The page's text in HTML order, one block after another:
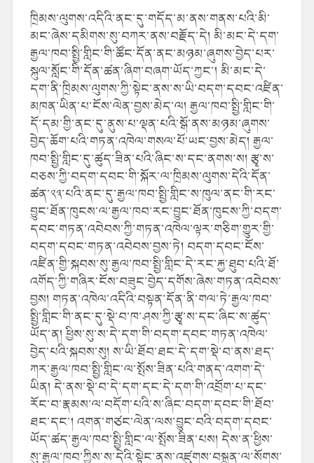
ཁྲིམས་ལུགས་འདིའི་ནང་དུ་གདོད་མ་ནས་གནས་པའི་མི་
མང་ཞེས་དམིགས་སུ་བཀར་ནས་བརྗོད་དེ། མི་མང་དེ་དག་
རྒྱལ་ཁབ་སྤྱི་གླིང་གི་ཚོང་དོན་ནང་མཉམ་ཞུགས་བྱེད་པར་
སྐུལ་སློང་གི་དོན་ཚན་ཞིག་བཞག་ཡོད་ཀྱང་། མི་མང་དེ་
དག་ནི་ཁྲིམས་ལུགས་ཀྱི་སྟེང་ནས་ས་ཡི་བདག་དབང་འཛིན་
མཁན་ཡིན་པ་ངོས་ལེན་བྱས་མེད་ལ། རྒྱལ་ཁབ་སྤྱི་གླིང་གི་
དོ་དམ་གྱི་ནང་དུ་ནུས་པ་ལྡན་པའི་སྒོ་ནས་མཉམ་ཞུགས་
བྱེད་ཆོག་པའི་གཏན་འཁེལ་གསལ་པོ་ཡང་བྱས་མེད། རྒྱལ་
ཁབ་སྤྱི་གླིང་དུ་ཚུད་ཟིན་པའི་ཞིང་ས་དང་ནགས་ས། རྩྭ་ས་
བཅས་ཀྱི་བདག་དབང་གི་སྐོར་ལ་ཁྲིམས་ལུགས་དེའི་དོན་
ཚན་༢༣་པའི་ནང་དུ་རྒྱལ་ཁབ་སྤྱི་གླིང་ས་ཁུལ་ནང་གི་རང་
བྱུང་ཐོན་ཁུངས་ལ་རྒྱལ་ཁབ་རང་བྱུང་ཐོན་ཁུངས་ཀྱི་བདག་
དབང་གཏན་འབེབས་ཀྱི་གཏན་འཁེལ་ལྟར་གཅིག་གྱུར་གྱི་
བདག་དབང་གཏན་འབེབས་བྱས་ཏེ། བདག་དབང་ངོས་
འཛིན་གྱི་སྐབས་སུ་རྒྱལ་ཁབ་སྤྱི་གླིང་དེ་རང་རྐྱ་ཐུབ་པའི་ཐོ་
འགོད་ཀྱི་གཞིར་ངོས་བཟུང་བྱེད་དགོས་ཞེས་གཏན་འབེབས་
བྱས། གཏན་འཁེལ་འདིའི་བསྟན་དོན་ནི་གལ་ཏེ་རྒྱལ་ཁབ་
སྤྱི་གླིང་གི་ནང་དུ་སྡེ་བ་ཁ་ཤས་ཀྱི་རྩྭ་ས་དང་ཞིང་ས་ཚུད་
ཡོད་ན། ཕྱིས་སུ་ས་དེ་དག་གི་བདག་དབང་གཏན་འཁེལ་
བྱེད་པའི་སྐབས་སུ། ས་ཡི་ཐོབ་ཐང་དེ་དག་སྡེ་བ་ནས་ཐད་
ཀར་རྒྱལ་ཁབ་སྤྱི་གླིང་ལ་སྤོས་ཟིན་པའི་གནད་འགག་དེ་
ཡིན། དེ་ནས་སྡེ་བ་དེ་དག་དང་དེ་དག་གི་འབྲོག་པ་དང་
རོང་བ་རྣམས་ལ་བདོག་པའི་ས་ཞིང་བདག་དབང་གི་ཐོབ་
ཐང་དང་། འགན་གཙང་ལེན་ལས་བྱུང་བའི་བདག་དབང་
ཡོད་ཚད་རྒྱལ་ཁབ་སྤྱི་གླིང་ལ་སྤོས་ཟིན་པས། དེས་ན་ཕྱིས་
སུ་རྒྱལ་ཁབ་ཀྱིས་ས་དེའི་སྟེང་ནས་འཛུགས་བསྐྲུན་ལ་སོགས་